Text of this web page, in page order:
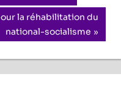
la réhabilitation du
national-socialisme